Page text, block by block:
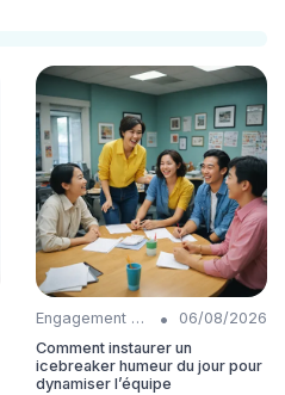
Engagement collaborateurs •
06/08/2026
Comment instaurer un
icebreaker humeur du jour pour
dynamiser l’équipe